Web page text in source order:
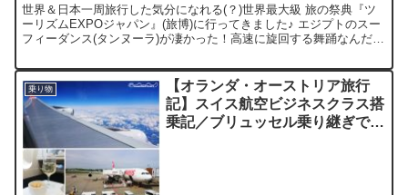
世界＆日本一周旅行した気分になれる(？)世界最大級 旅の祭典『ツ
ーリズムEXPOジャパン』(旅博)に行ってきました♪ エジプトのスー
フィーダンス(タンヌーラ)が凄かった！高速に旋回する舞踊なんだけ
乗り物
【オランダ・オーストリア旅行
記】スイス航空ビジネスクラス搭
乗記／ブリュッセル乗り継ぎでハ